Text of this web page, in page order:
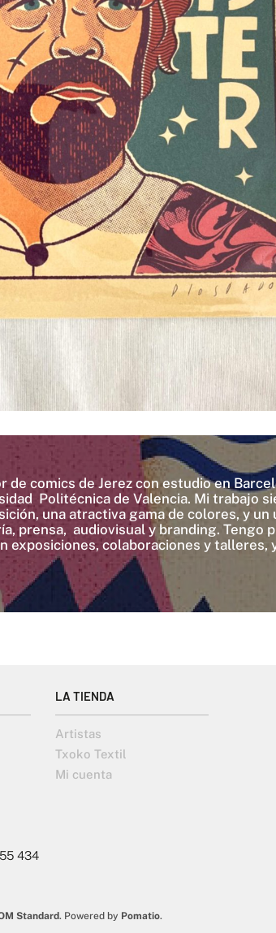
comics de Jerez con estudio en
Politécnica de Valencia. Mi trabajo
una atractiva gama de colores, y
prensa, audiovisual y branding. Tengo
exposiciones, colaboraciones y
LA TIENDA
Artistas
Txoko Textil
Mi cuenta
434
Standard. Powered by Pomatio.